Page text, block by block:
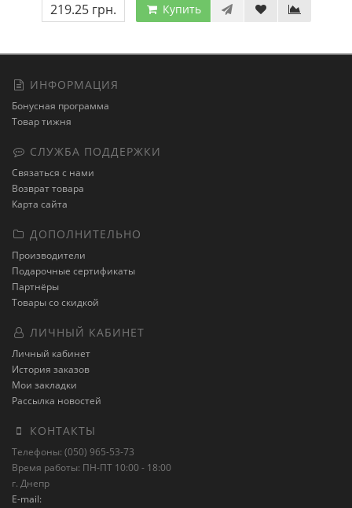
219.25 грн. Купить
ИНФОРМАЦИЯ
Бонусная программа
Товар тижня
СЛУЖБА ПОДДЕРЖКИ
Связаться с нами
Возврат товара
Карта сайта
ДОПОЛНИТЕЛЬНО
Производители
Подарочные сертификаты
Партнёры
Товары со скидкой
ЛИЧНЫЙ КАБИНЕТ
Личный кабинет
История заказов
Мои закладки
Рассылка новостей
КОНТАКТЫ
Телефоны: (050) 965-53-73
Время работы: ПН-ПТ 10:00 - 18:00
г. Днепр
E-mail: